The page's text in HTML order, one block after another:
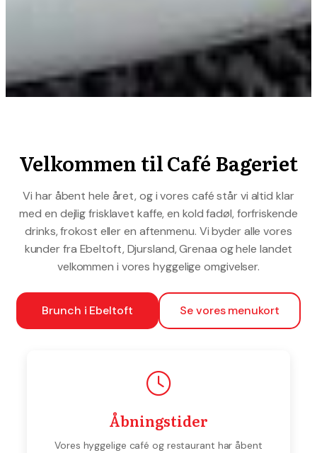
Velkommen til Café Bageriet
Vi har åbent hele året, og i vores café står vi altid klar
med en dejlig frisklavet kaffe, en kold fadøl, forfriskende
drinks, frokost eller en aftenmenu. Vi byder alle vores
kunder fra Ebeltoft, Djursland, Grenaa og hele landet
velkommen i vores hyggelige omgivelser.
Brunch i Ebeltoft Se vores menukort
Åbningstider
Vores hyggelige café og restaurant har åbent